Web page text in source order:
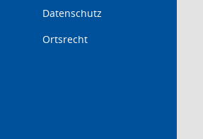
Datenschutz
Ortsrecht